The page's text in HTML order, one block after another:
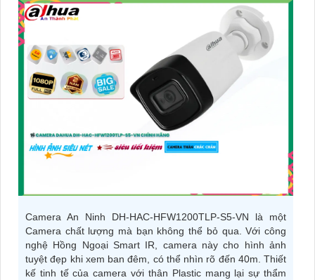
Camera An Ninh DH-HAC-HFW1200TLP-S5-VN là một
Camera chất lượng mà bạn không thể bỏ qua. Với công
nghệ Hồng Ngoại Smart IR, camera này cho hình ảnh
tuyệt đẹp khi xem ban đêm, có thể nhìn rõ đến 40m. Thiết
kế tinh tế của camera với thân Plastic mang lại sự thẩm